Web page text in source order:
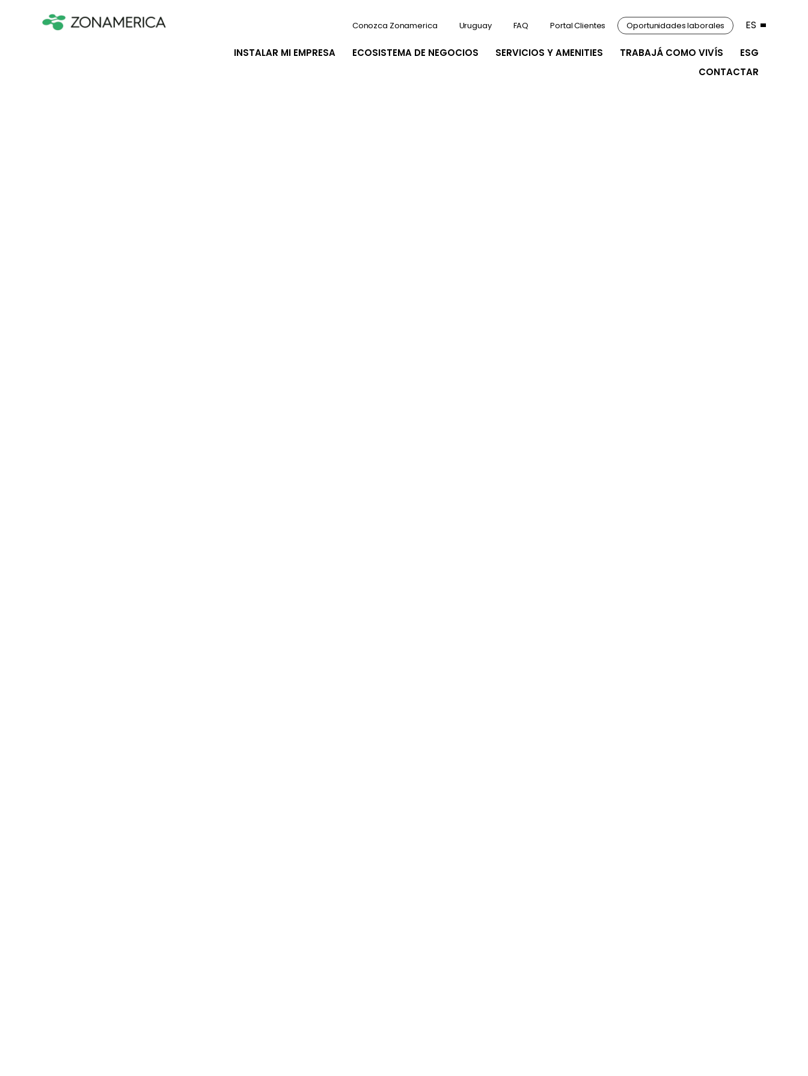
INSTALAR MI EMPRESA ECOSISTEMA DE NEGOCIOS SERVICIOS Y AMENITIES TRABAJÁ COMO VIVÍS
ESG
CONTACTAR
Conozca Zonamerica Uruguay FAQ Portal Clientes Oportunidades laborales ES